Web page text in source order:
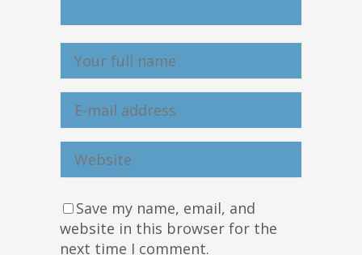
Save my name, email, and
website in this browser for the
next time I comment.